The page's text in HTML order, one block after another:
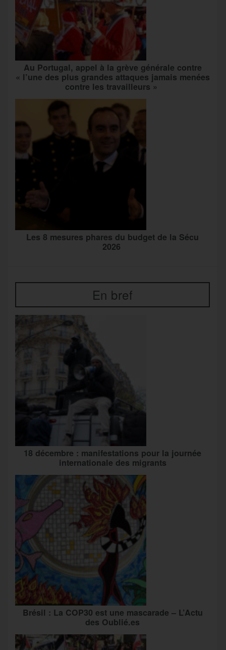
Au Portugal, appel à la grève générale contre
« l’une des plus grandes attaques jamais menées
contre les travailleurs »
Les 8 mesures phares du budget de la Sécu
2026
En bref
18 décembre : manifestations pour la journée
internationale des migrants
Brésil : La COP30 est une mascarade – L’Actu
des Oublié.es